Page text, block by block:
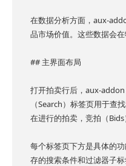
在数据分析方面，aux-
品市场价值。这些数据会
## 主界面布局
打开拍卖行后，aux-
（Search）标签页用于
在进行的拍卖，竞拍（Bids
每个标签页下方是具体的
存的搜索条件和过滤器子